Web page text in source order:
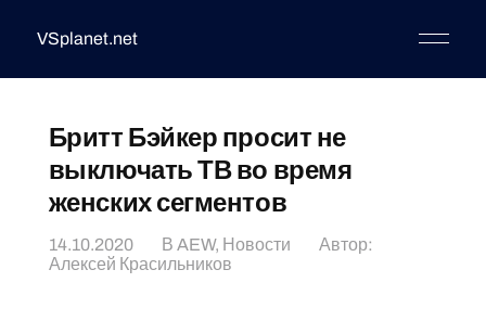
VSplanet.net
Бритт Бэйкер просит не
выключать ТВ во время
женских сегментов
14.10.2020 В AEW, Новости
Автор:
Алексей Красильников